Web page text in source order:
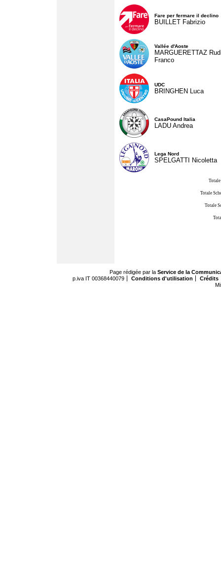
Fare per fermare il declino
BUILLET Fabrizio
Vallée d'Aoste
MARGUERETTAZ
Franco
UDC
BRINGHEN Luca
CasaPound Italia
LADU Andrea
Lega Nord
SPELGATTI Nicoletta
Totale
Totale
Page rédigée par la Service de la
p.iva IT 00368440079
Conditions d'utilisation
Crédits